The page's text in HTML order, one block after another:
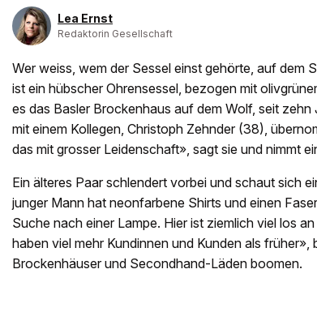
Lea Ernst
Redaktorin Gesellschaft
Wer weiss, wem der Sessel einst gehörte, auf dem
ist ein hübscher Ohrensessel, bezogen mit
es das Basler Brockenhaus auf dem Wolf, seit
mit einem Kollegen, Christoph Zehnder (38),
das mit grosser Leidenschaft», sagt sie und nimmt
Ein älteres Paar schlendert vorbei und schaut sich
junger Mann hat neonfarbene Shirts und einen
Suche nach einer Lampe. Hier ist ziemlich viel los
haben viel mehr Kundinnen und Kunden als früher»,
Brockenhäuser und Secondhand-Läden boomen.